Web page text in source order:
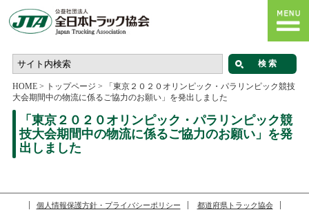
HOME> トップページ >
「東京２０２０オリンピック・パラリンピック競技
大会期間中の物流に係るご協力のお願い」を発出しました
「東京２０２０オリンピック・パラリンピック競
技大会期間中の物流に係るご協力のお願い」を発
出しました
個人情報保護方針・プライバシーポリシー
都道府県トラック協会